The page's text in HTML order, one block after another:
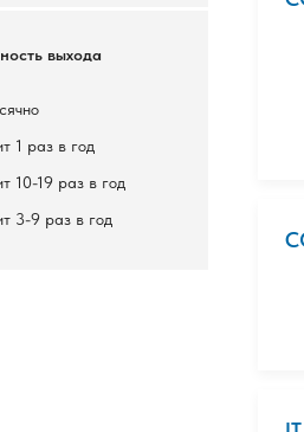
выхода
1 раз в год
10-19 раз в год
3-9 раз в год